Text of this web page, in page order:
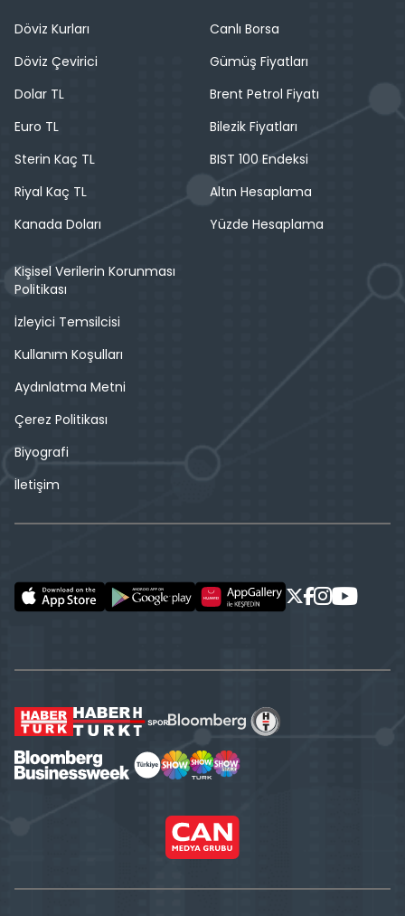
Döviz Kurları
Döviz Çevirici
Dolar TL
Euro TL
Sterin Kaç TL
Riyal Kaç TL
Kanada Doları
Canlı Borsa
Gümüş Fiyatları
Brent Petrol Fiyatı
Bilezik Fiyatları
BIST 100 Endeksi
Altın Hesaplama
Yüzde Hesaplama
Kişisel Verilerin Korunması
Politikası
İzleyici Temsilcisi
Kullanım Koşulları
Aydınlatma Metni
Çerez Politikası
Biyografi
İletişim